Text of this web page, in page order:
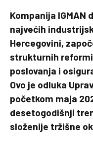
Kompanija IGMAN
najvećih
Hercegovini,
strukturnih
poslovanja i
Ovo je odluka
početkom maja
desetogodišnji
složenije tržišne